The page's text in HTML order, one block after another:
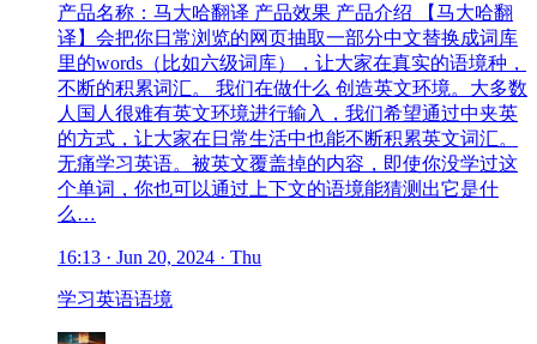
产品名称：马大哈翻译 产品效果 产品介绍 【马大哈翻
译】会把你日常浏览的网页抽取一部分中文替换成词库
里的words（比如六级词库），让大家在真实的语境种，
不断的积累词汇。 我们在做什么 创造英文环境。大多数
人国人很难有英文环境进行输入，我们希望通过中夹英
的方式，让大家在日常生活中也能不断积累英文词汇。
无痛学习英语。被英文覆盖掉的内容，即使你没学过这
个单词，你也可以通过上下文的语境能猜测出它是什
么…
16:13 · Jun 20, 2024 · Thu
学习英语语境